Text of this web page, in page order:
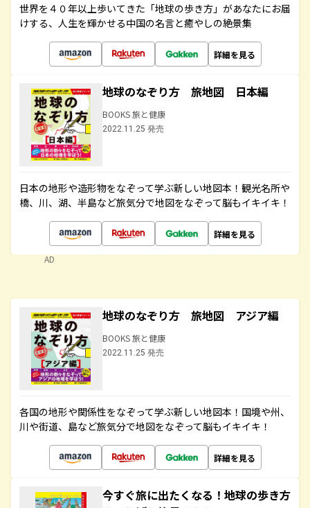
世界を４０年以上歩いてきた「地球の歩き方」があなたにお届
けする、人生を輝かせる中国の名言と癒やしの絶景集
詳細を見る
地球のなぞり方 旅地図 日本編
BOOKS 旅と健康
2022.11.25 発売
日本の地形や造形物をなぞって学ぶ新しい地図本！観光名所や
橋、川、湖、半島など旅気分で地図をなぞって脳もイキイキ！
詳細を見る
AD
地球のなぞり方 旅地図 アジア編
BOOKS 旅と健康
2022.11.25 発売
各国の地形や関係性をなぞって学ぶ新しい地図本！国境や州、
川や街道、島など旅気分で地図をなぞって脳もイキイキ！
詳細を見る
今すぐ旅に出たくなる！地球の歩き方